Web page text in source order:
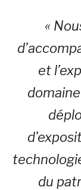
«
et
du